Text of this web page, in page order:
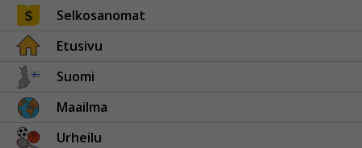
Selkosanomat
Etusivu
Suomi
Maailma
Urheilu